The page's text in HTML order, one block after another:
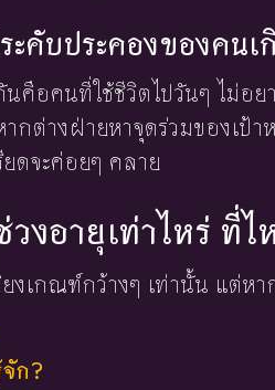
คับประคองของคน
คือคนที่ใช้ชีวิตไปวันๆ ไม่อย
กต่างฝ่ายหาจุดร่วมของเป้
ยดจะค่อยๆ คลาย
งอายุเท่าไหร่ ที่ไ
งเกณฑ์กว้างๆ เท่านั้น แต่หา
ก?